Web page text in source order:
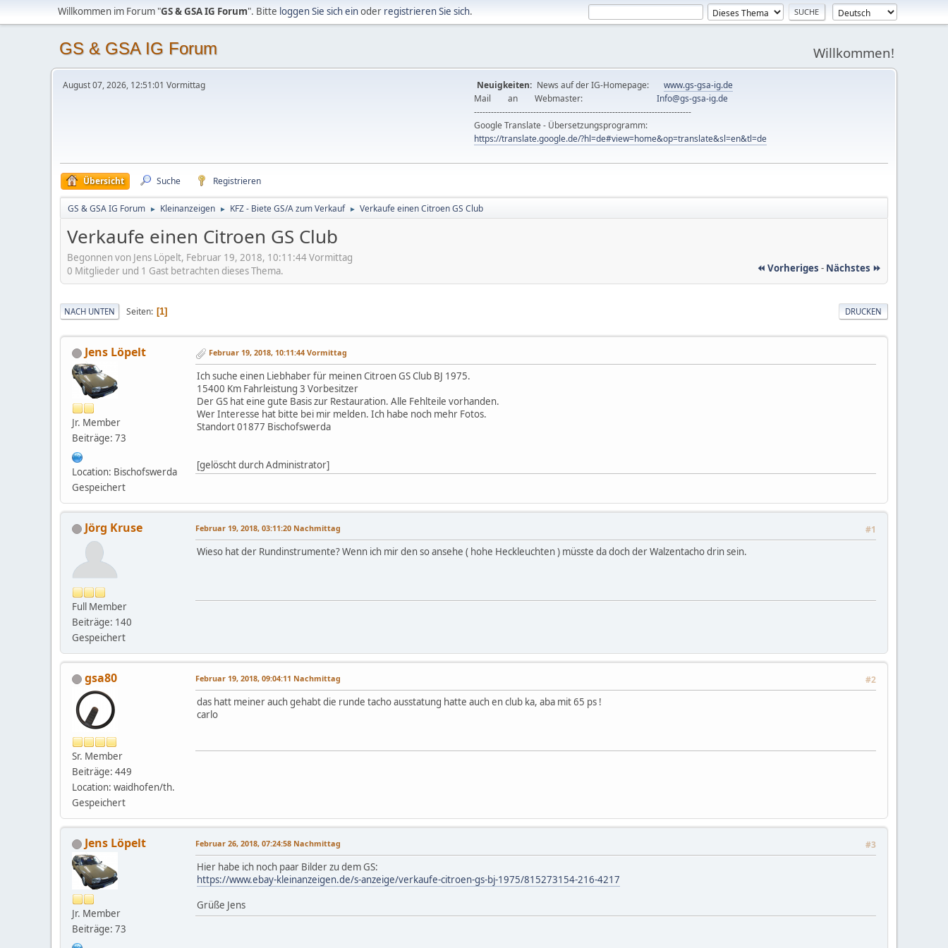
Willkommen im Forum "GS & GSA IG Forum". Bitte loggen Sie sich einoder registrieren Sie sich.
GS & GSA IG Forum Willkommen!
August 07, 2026, 12:51:01 Vormittag Neuigkeiten: News auf der IG-Homepage: www.gs-gsa-ig.de
Mail an Webmaster: Info@gs-gsa-ig.de
-----------------------------------------------------------------------------
Google Translate - Übersetzungsprogramm:
https://translate.google.de/?hl=de#view=home&op=translate&sl=en&tl=de
Übersicht Suche Registrieren
GS & GSA IG Forum ► Kleinanzeigen ► KFZ - Biete GS/A zum Verkauf ► Verkaufe einen Citroen GS Club
Verkaufe einen Citroen GS Club
Begonnen von Jens Löpelt, Februar 19, 2018, 10:11:44 Vormittag
⏪ Vorheriges - Nächstes ⏩
0 Mitglieder und 1 Gast betrachten dieses Thema.
DRUCKEN
NACH UNTEN Seiten 1
Jens Löpelt
Jr. Member
Beiträge: 73
Location: Bischofswerda
Gespeichert
Februar 19, 2018, 10:11:44 Vormittag
Ich suche einen Liebhaber für meinen Citroen GS Club BJ 1975.
15400 Km Fahrleistung 3 Vorbesitzer
Der GS hat eine gute Basis zur Restauration. Alle Fehlteile vorhanden.
Wer Interesse hat bitte bei mir melden. Ich habe noch mehr Fotos.
Standort 01877 Bischofswerda
[gelöscht durch Administrator]
Jörg Kruse
Full Member
Beiträge: 140
Gespeichert
Februar 19, 2018, 03:11:20 Nachmittag #1
Wieso hat der Rundinstrumente? Wenn ich mir den so ansehe ( hohe Heckleuchten ) müsste da doch der Walzentacho drin sein.
gsa80
Sr. Member
Beiträge: 449
Location: waidhofen/th.
Gespeichert
Februar 19, 2018, 09:04:11 Nachmittag #2
das hatt meiner auch gehabt die runde tacho ausstatung hatte auch en club ka, aba mit 65 ps !
carlo
Jens Löpelt
Jr. Member
Beiträge: 73
Februar 26, 2018, 07:24:58 Nachmittag #3
Hier habe ich noch paar Bilder zu dem GS:
https://www.ebay-kleinanzeigen.de/s-anzeige/verkaufe-citroen-gs-bj-1975/815273154-216-4217
Grüße Jens